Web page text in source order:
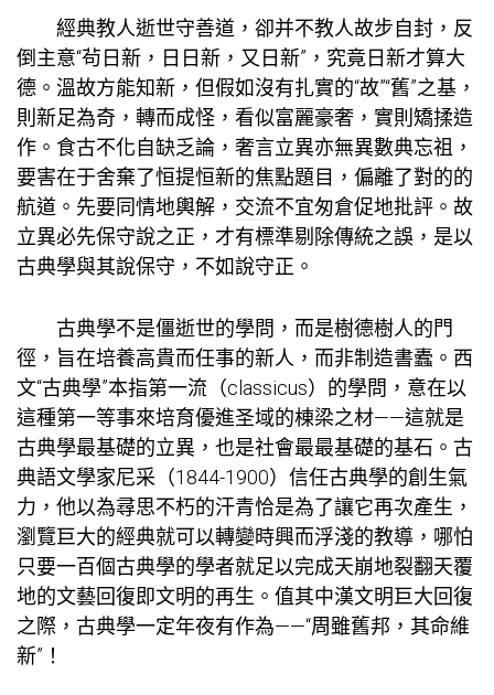
經典教人逝世守善道，卻并不教人故步自封，反
倒主意“茍日新，日日新，又日新”，究竟日新才算大
德。溫故方能知新，但假如沒有扎實的“故”“舊”之基，
則新足為奇，轉而成怪，看似富麗豪奢，實則矯揉造
作。食古不化自缺乏論，奢言立異亦無異數典忘祖，
要害在于舍棄了恒提恒新的焦點題目，偏離了對的的
航道。先要同情地輿解， 交流不宜匆倉促地批評。故
立異必先保守說之正，才有標準剔除傳統之誤，是以
古典學與其說保守，不如說守正。
古典學不是僵逝世的學問，而是樹德樹人的門
徑，旨在培養高貴而任事的新人，而非制造書蠹。西
文“古典學”本指第一流（classicus）的學問，意在以
這種第一等事來培育優進圣域的棟梁之材——這就是
古典學最基礎的立異，也是社會最最基礎的基石。古
典語文學家尼采（1844-1900）信任古典學的創生氣
力，他以為尋思不朽的汗青恰是為了讓它再次產生，
瀏覽巨大的經典就可以轉變時興而浮淺的教導，哪怕
只要一百個古典學的學者就足以完成天崩地裂翻天覆
地的文藝回復即文明的再生。值其中漢文明巨大回復
之際，古典學一定年夜有作為——“周雖舊邦，其命維
新”！